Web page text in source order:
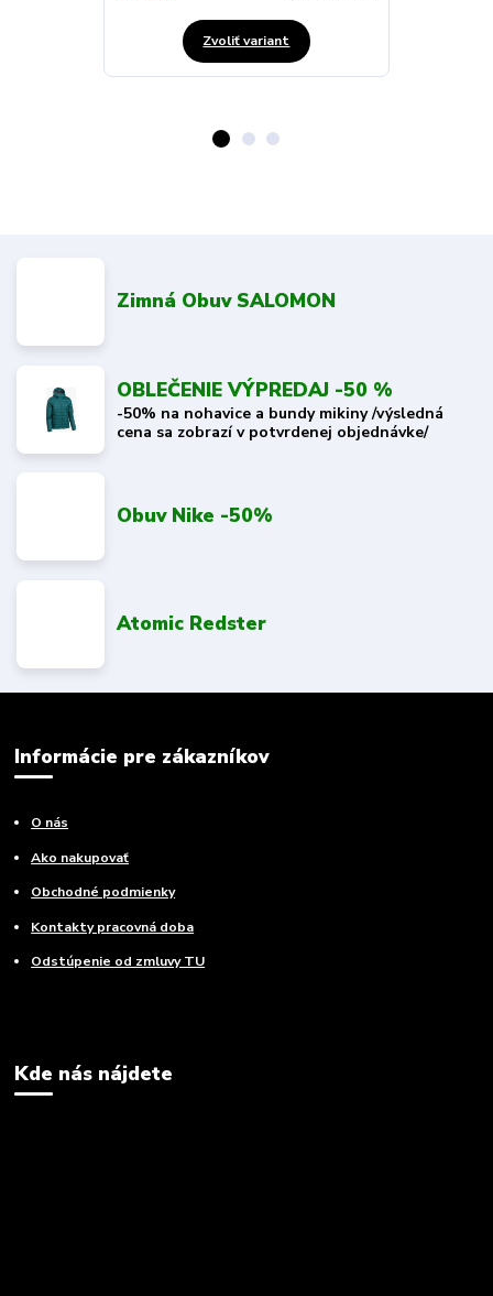
Zvoliť variant
Zimná Obuv SALOMON
OBLEČENIE VÝPREDAJ -50 %
-50% na nohavice a bundy mikiny /výsledná
cena sa zobrazí v potvrdenej objednávke/
Obuv Nike -50%
Atomic Redster
Informácie pre zákazníkov
O nás
Ako nakupovať
Obchodné podmienky
Kontakty pracovná doba
Odstúpenie od zmluvy TU
Kde nás nájdete